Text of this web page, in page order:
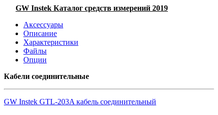
GW Instek Каталог средств измерений 2019
Аксессуары
Описание
Характеристики
Файлы
Опции
Кабели соединительные
GW Instek GTL-203A кабель соединительный